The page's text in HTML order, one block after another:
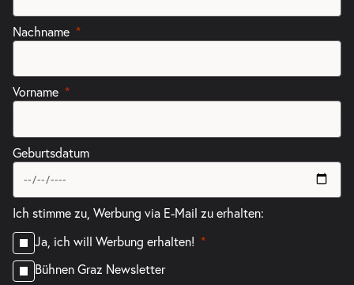
Nachname
Vorname
Geburtsdatum
Ich stimme zu, Werbung via E-Mail zu erhalten:
Ja, ich will Werbung erhalten!
Bühnen Graz Newsletter